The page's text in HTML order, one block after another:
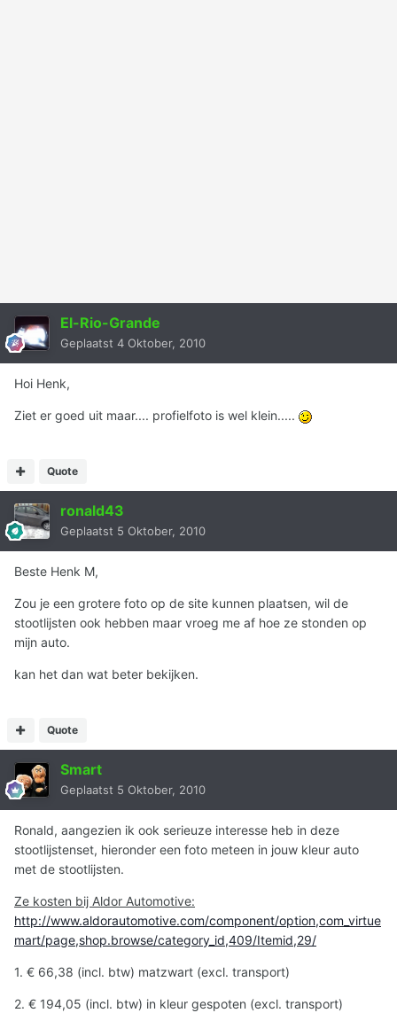
El-Rio-Grande
Geplaatst 4 Oktober, 2010
Hoi Henk,
Ziet er goed uit maar.... profielfoto is wel klein.....
Quote
ronald43
Geplaatst 5 Oktober, 2010
Beste Henk M,
Zou je een grotere foto op de site kunnen plaatsen, wil de
stootlijsten ook hebben maar vroeg me af hoe ze stonden op
mijn auto.
kan het dan wat beter bekijken.
Quote
Smart
Geplaatst 5 Oktober, 2010
Ronald, aangezien ik ook serieuze interesse heb in deze
stootlijstenset, hieronder een foto meteen in jouw kleur auto
met de stootlijsten.
Ze kosten bij Aldor Automotive:
http://www.aldorautomotive.com/component/option,com_virtue
mart/page,shop.browse/category_id,409/Itemid,29/
1. € 66,38 (incl. btw) matzwart (excl. transport)
2. € 194,05 (incl. btw) in kleur gespoten (excl. transport)